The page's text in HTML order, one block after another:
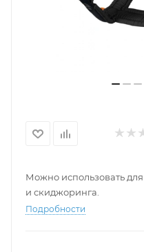
Можно использовать
и скиджоринга.
Подробности